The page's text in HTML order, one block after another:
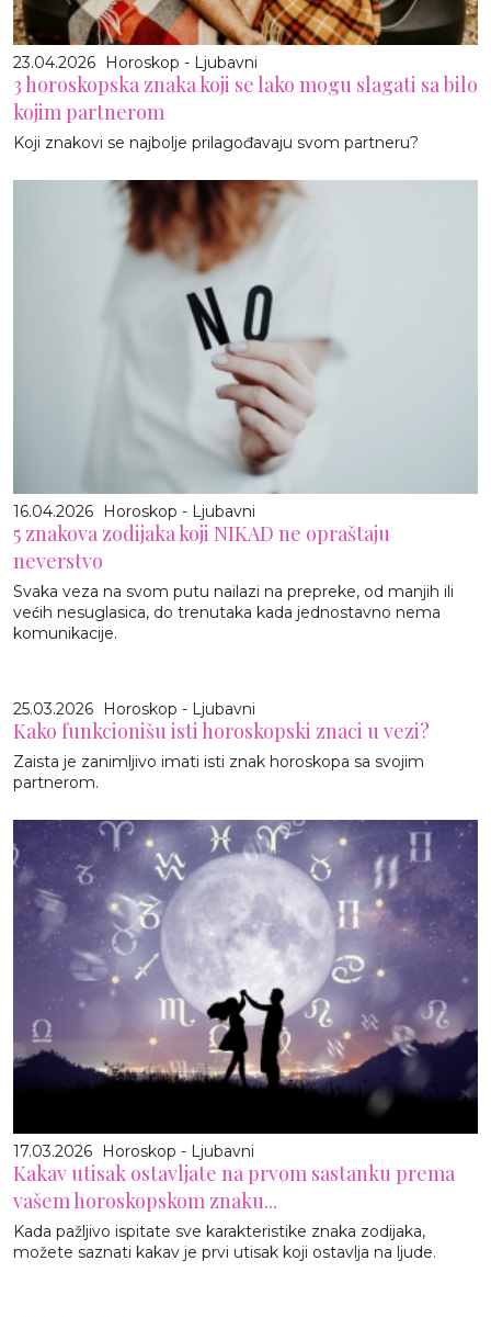
23.04.2026 Horoskop - Ljubavni
3 horoskopska znaka koji se lako mogu slagati sa bilo
kojim partnerom
Koji znakovi se najbolje prilagođavaju svom partneru?
16.04.2026 Horoskop - Ljubavni
5 znakova zodijaka koji NIKAD ne opraštaju
neverstvo
Svaka veza na svom putu nailazi na prepreke, od manjih ili
većih nesuglasica, do trenutaka kada jednostavno nema
komunikacije.
25.03.2026 Horoskop - Ljubavni
Kako funkcionišu isti horoskopski znaci u vezi?
Zaista je zanimljivo imati isti znak horoskopa sa svojim
partnerom.
17.03.2026 Horoskop - Ljubavni
Kakav utisak ostavljate na prvom sastanku prema
vašem horoskopskom znaku...
Kada pažljivo ispitate sve karakteristike znaka zodijaka,
možete saznati kakav je prvi utisak koji ostavlja na ljude.